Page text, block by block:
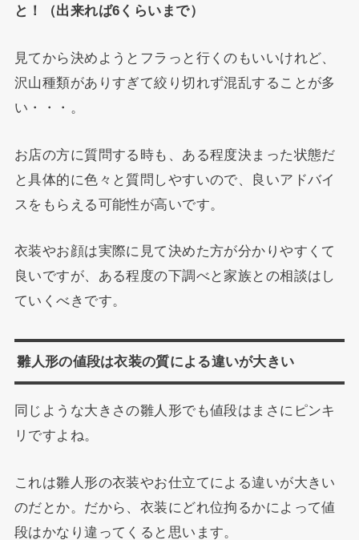
と！（出来れば6くらいまで）
見てから決めようとフラっと行くのもいいけれど、
沢山種類がありすぎて絞り切れず混乱することが多
い・・・。
お店の方に質問する時も、ある程度決まった状態だ
と具体的に色々と質問しやすいので、良いアドバイ
スをもらえる可能性が高いです。
衣装やお顔は実際に見て決めた方が分かりやすくて
良いですが、ある程度の下調べと家族との相談はし
ていくべきです。
雛人形の値段は衣装の質による違いが大きい
同じような大きさの雛人形でも値段はまさにピンキ
リですよね。
これは雛人形の衣装やお仕立てによる違いが大きい
のだとか。だから、衣装にどれ位拘るかによって値
段はかなり違ってくると思います。